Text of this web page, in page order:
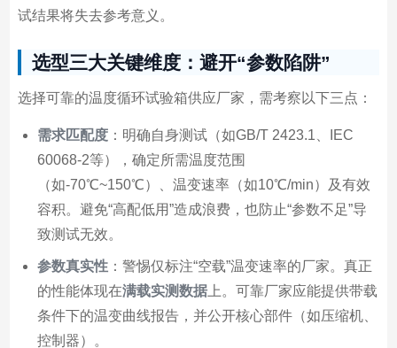
试结果将失去参考意义。
选型三大关键维度：避开“参数陷阱”
选择可靠的温度循环试验箱供应厂家，需考察以下三点：
需求匹配度：明确自身测试（如GB/T 2423.1、IEC
60068-2等），确定所需温度范围
（如-70℃~150℃）、温变速率（如10℃/min）及有效
容积。避免“高配低用”造成浪费，也防止“参数不足”导
致测试无效。
参数真实性：警惕仅标注“空载”温变速率的厂家。真正
的性能体现在满载实测数据上。可靠厂家应能提供带载
条件下的温变曲线报告，并公开核心部件（如压缩机、
控制器）。